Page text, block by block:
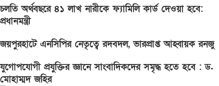
চলতি অর্থবছরে ৪১ লাখ নারীকে ফ্যামিলি কার্ড দেওয়া হবে:
প্রধানমন্ত্রী
জয়পুরহাটে এনসিপির নেতৃত্বে রদবদল, ভারপ্রাপ্ত আহ্বায়ক রনজু
যুগোপযোগী প্রযুক্তির জ্ঞানে সাংবাদিকদের সমৃদ্ধ হতে হবে : ড.
মোহাম্মদ জহির